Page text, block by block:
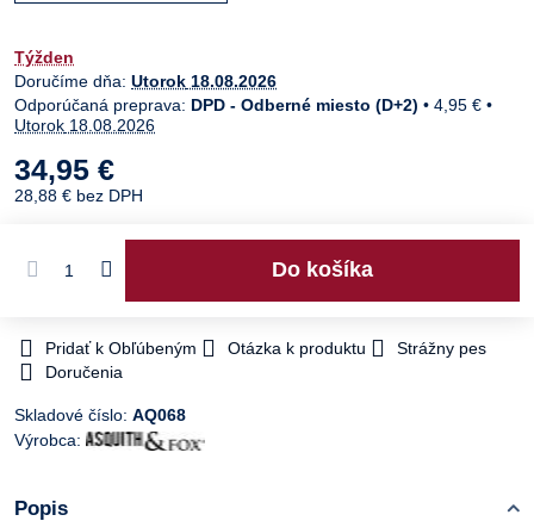
Týžden
Doručíme dňa: Utorok 18.08.2026
DPD - Odberné miesto (D+2) • 4,95 € •
Utorok 18.08.2026
34,95 €
28,88 € bez DPH
Do košíka
Pridať k Obľúbeným Otázka k produktu
Strážny pes
Doručenia
Skladové číslo: AQ068
Výrobca:
Popis